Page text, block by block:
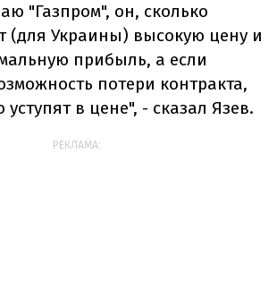
"Газпром", он, сколько
(для Украины) высокую цену и
прибыль, а если
потери контракта,
уступят в цене", - сказал Язев.
РЕКЛАМА: